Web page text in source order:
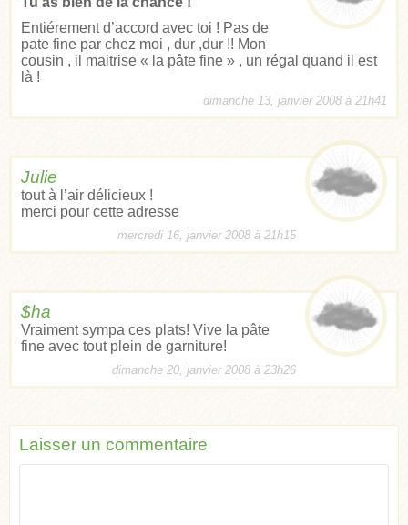
Entiérement d’accord avec toi ! Pas de
pate fine par chez moi , dur ,dur !! Mon
cousin , il maitrise « la pâte fine » , un régal quand il est
là !
dimanche 13, janvier 2008 à 21h41
Julie
tout à l’air délicieux !
merci pour cette adresse
mercredi 16, janvier 2008 à 21h15
$ha
Vraiment sympa ces plats! Vive la pâte
fine avec tout plein de garniture!
dimanche 20, janvier 2008 à 23h26
Laisser un commentaire